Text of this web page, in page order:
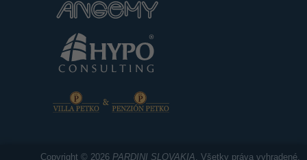
Copyright © 2026 PARDINI SLOVAKIA . Všetky práva vyhradené.